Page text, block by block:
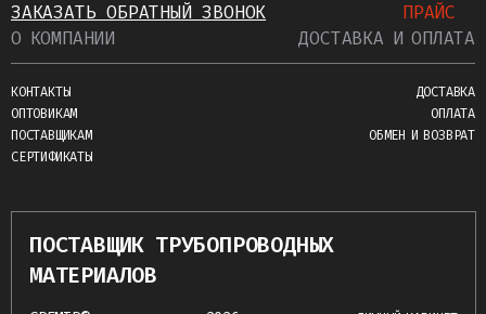
ЗАКАЗАТЬ ОБРАТНЫЙ ЗВОНОК
ПРАЙС
О КОМПАНИИ
КОНТАКТЫ
ОПТОВИКАМ
ПОСТАВЩИКАМ
СЕРТИФИКАТЫ
ДОСТАВКА И ОПЛАТА
ДОСТАВКА
ОПЛАТА
ОБМЕН И ВОЗВРАТ
ПОСТАВЩИК ТРУБОПРОВОДНЫХ
МАТЕРИАЛОВ